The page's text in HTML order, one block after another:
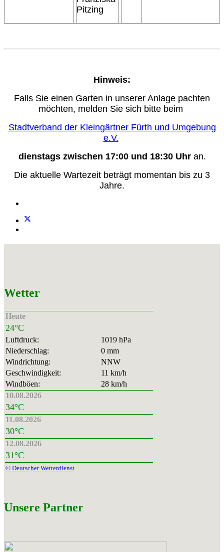
Pitzing
Hinweis:
Falls Sie einen Garten in unserer Anlage pachten
möchten, melden Sie sich bitte beim
Stadtverband der Kleingärtner Fürth und Umgebung
e.V.
dienstags zwischen 17:00 und 18:30 Uhran.
Die aktuelle Wartezeit beträgt momentan bis zu 3
Jahre.
Wetter
Heute
24°C
Luftdruck:
1019 hPa
Niederschlag:
0 mm
Windrichtung:
NNW
Geschwindigkeit:
11 km/h
Windböen:
28 km/h
10.08.2026
34°C
11.08.2026
30°C
12.08.2026
31°C
© Deutscher Wetterdienst
Unsere Partner